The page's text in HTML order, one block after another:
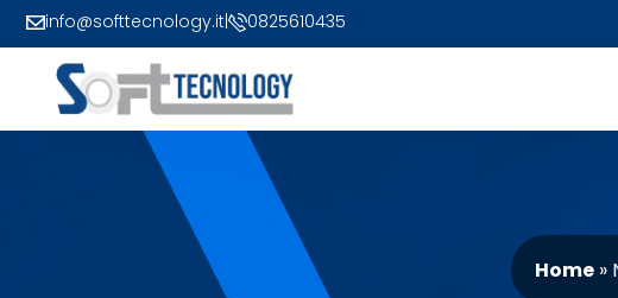
info@softtecnology.it 0825610435
Home»